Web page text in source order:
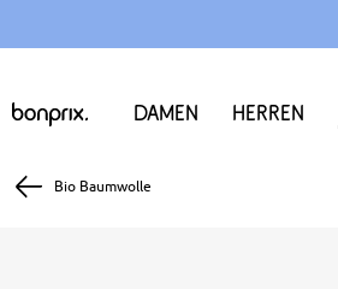
Damen Herren
Bio Baumwolle